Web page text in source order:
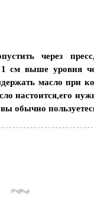
через
см выше уровня
масло при
настоится,его
обычно